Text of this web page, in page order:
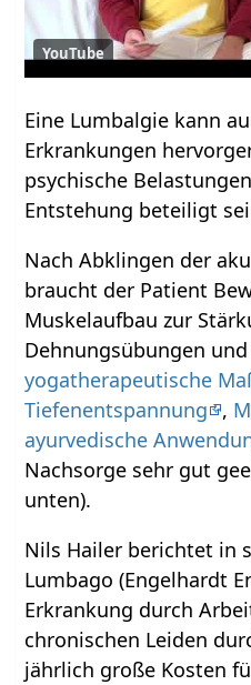
YouTube
Eine Lumbalgie kann
Erkrankungen
psychische
Entstehung beteiligt
Nach Abklingen der
braucht der Patient
Muskelaufbau zur
Dehnungsübungen
yogatherapeutische
Tiefenentspannung
,
ayurvedische
Nachsorge sehr gut
unten).
Nils Hailer berichtet in
Lumbago (Engelhardt
Erkrankung durch
chronischen Leiden
jährlich große Kosten